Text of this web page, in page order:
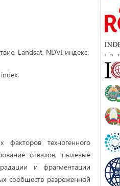
Landsat, NDVI индекс.
техногенного
отвалов, пылевые
и фрагментации
сообществ разреженной